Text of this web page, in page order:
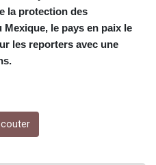
à Assise
la protection des
le pays en paix le
les reporters avec une